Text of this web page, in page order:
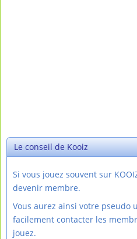
Le conseil de Kooiz
Si vous jouez souvent sur
devenir membre.
Vous aurez ainsi votre pseudo
facilement contacter les
jouez.